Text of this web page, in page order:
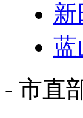
新
蓝
- 市直